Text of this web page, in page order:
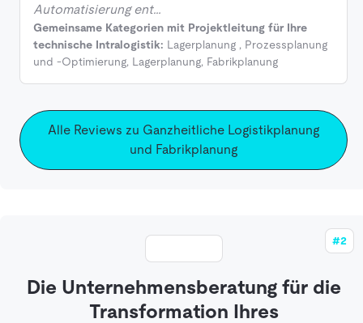
Automatisierung ent…
Gemeinsame Kategorien mit Projektleitung für Ihre
technische Intralogistik: Lagerplanung , Prozessplanung
und -Optimierung, Lagerplanung, Fabrikplanung
Alle Reviews zu Ganzheitliche Logistikplanung
und Fabrikplanung
#2
Die Unternehmensberatung für die
Transformation Ihres